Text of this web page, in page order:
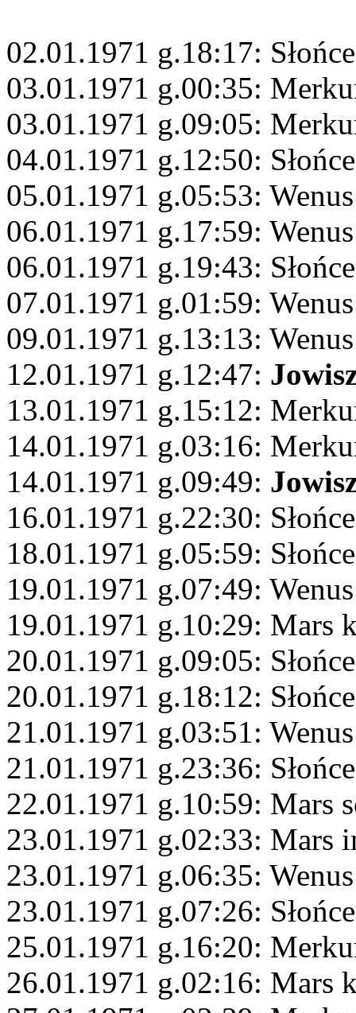
02.01.1971 g.18:17:
03.01.1971 g.00:35:
03.01.1971 g.09:05:
04.01.1971 g.12:50:
05.01.1971 g.05:53:
06.01.1971 g.17:59:
06.01.1971 g.19:43:
07.01.1971 g.01:59:
09.01.1971 g.13:13:
12.01.1971 g.12:47:
13.01.1971 g.15:12:
14.01.1971 g.03:16:
14.01.1971 g.09:49:
16.01.1971 g.22:30:
18.01.1971 g.05:59:
19.01.1971 g.07:49:
19.01.1971 g.10:29: Mars
20.01.1971 g.09:05:
20.01.1971 g.18:12:
21.01.1971 g.03:51:
21.01.1971 g.23:36:
22.01.1971 g.10:59: Mars
23.01.1971 g.02:33: Mars
23.01.1971 g.06:35:
23.01.1971 g.07:26:
25.01.1971 g.16:20:
26.01.1971 g.02:16: Mars